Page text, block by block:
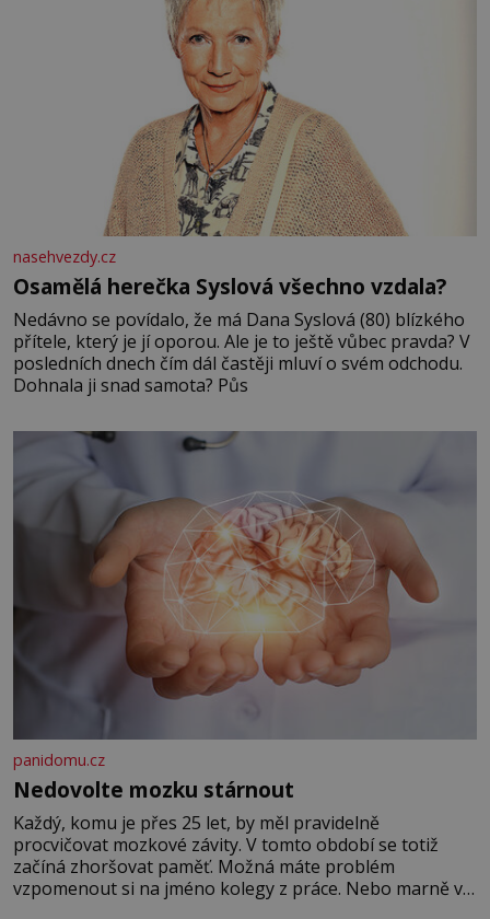
nasehvezdy.cz
Osamělá herečka Syslová všechno vzdala?
Nedávno se povídalo, že má Dana Syslová (80) blízkého
přítele, který je jí oporou. Ale je to ještě vůbec pravda? V
posledních dnech čím dál častěji mluví o svém odchodu.
Dohnala ji snad samota? Půs
panidomu.cz
Nedovolte mozku stárnout
Každý, komu je přes 25 let, by měl pravidelně
procvičovat mozkové závity. V tomto období se totiž
začíná zhoršovat paměť. Možná máte problém
vzpomenout si na jméno kolegy z práce. Nebo marně v